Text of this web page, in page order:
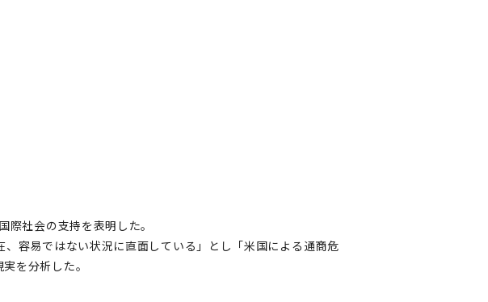
社会の支持を表明した。
容易ではない状況に直面している」とし「米国による通商危
を分析した。